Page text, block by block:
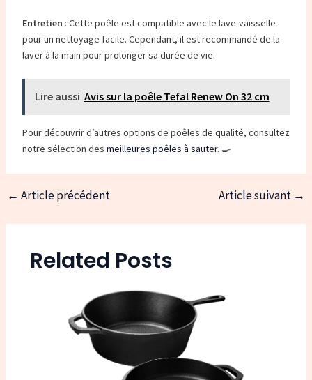
Entretien : Cette poêle est compatible avec le lave-vaisselle
pour un nettoyage facile. Cependant, il est recommandé de la
laver à la main pour prolonger sa durée de vie.
Lire aussi Avis sur la poêle Tefal Renew On 32 cm
Pour découvrir d’autres options de poêles de qualité, consultez
notre sélection des meilleures poêles à sauter. 🍳
Navigation
articles
← Article précédent Article suivant →
Related Posts